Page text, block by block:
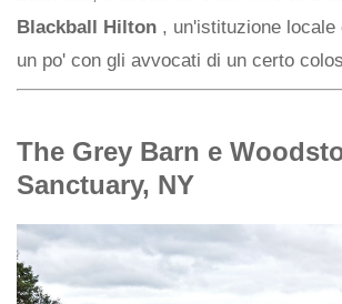
Blackball Hilton , un'istituzione locale
un po' con gli avvocati di un certo
The Grey Barn e
Sanctuary, NY